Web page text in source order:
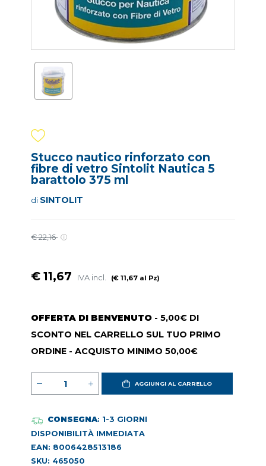
Stucco nautico rinforzato con
fibre di vetro Sintolit Nautica 5
barattolo 375 ml
di SINTOLIT
€ 22,16
€ 11,67 IVA incl. (€ 11,67 al Pz)
OFFERTA DI BENVENUTO - 5,00€ DI
SCONTO NEL CARRELLO SUL TUO PRIMO
ORDINE - ACQUISTO MINIMO 50,00€
AGGIUNGI AL CARRELLO
CONSEGNA: 1-3 GIORNI
DISPONIBILITÀ IMMEDIATA
EAN: 8006428513186
SKU: 465050